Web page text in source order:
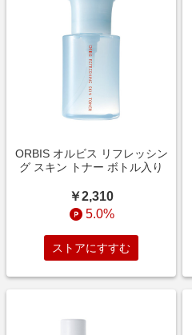
ORBIS オルビス リフレッシン
グ スキン トナー ボトル入り
￥2,310
5.0%
ストアにすすむ